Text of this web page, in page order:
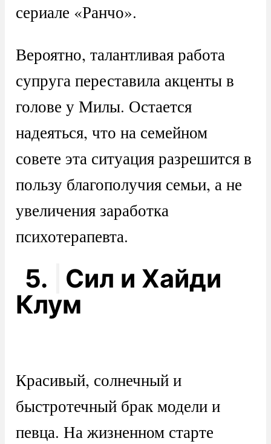
сериале «Ранчо».
Вероятно, талантливая работа
супруга переставила акценты в
голове у Милы. Остается
надеяться, что на семейном
совете эта ситуация разрешится в
пользу благополучия семьи, а не
увеличения заработка
психотерапевта.
5.
Сил и Хайди
Клум
Красивый, солнечный и
быстротечный брак модели и
певца. На жизненном старте